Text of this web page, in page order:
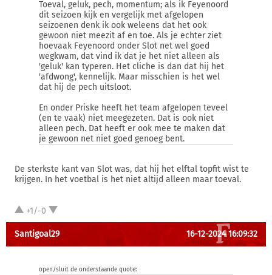
Toeval, geluk, pech, momentum; als ik Feyenoord
dit seizoen kijk en vergelijk met afgelopen
seizoenen denk ik ook weleens dat het ook
gewoon niet meezit af en toe. Als je echter ziet
hoevaak Feyenoord onder Slot net wel goed
wegkwam, dat vind ik dat je het niet alleen als
'geluk' kan typeren. Het cliche is dan dat hij het
'afdwong', kennelijk. Maar misschien is het wel
dat hij de pech uitsloot.
En onder Priske heeft het team afgelopen teveel
(en te vaak) niet meegezeten. Dat is ook niet
alleen pech. Dat heeft er ook mee te maken dat
je gewoon net niet goed genoeg bent.
De sterkste kant van Slot was, dat hij het elftal topfit wist te
krijgen. In het voetbal is het niet altijd alleen maar toeval.
+1/-0
Santigoal29 16-12-2024 16:09:32
open/sluit de onderstaande quote: